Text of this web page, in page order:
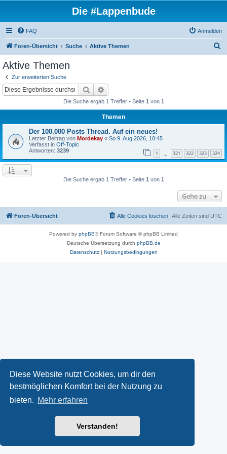
Diese Website nutzt Cookies, um dir den
bestmöglichen Komfort bei der Nutzung zu
bieten. Mehr erfahren
Verstanden!
Die #Lappenbude
FAQ Anmelden
Foren-Übersicht Suche Aktive Themen
Aktive Themen
Zur erweiterten Suche
Suche
Die Suche ergab 1 Treffer • Seite 1 von 1
Themen
Der 100.000 Posts Thread. Auf ein neues!
Letzter Beitrag von Mordekay « So 9. Aug 2026, 10:45
Verfasst in Off-Topic
Antworten: 3239 1 321 322 323 324
Die Suche ergab 1 Treffer • Seite 1 von 1
Gehe zu
Foren-Übersicht Alle Zeiten sind UTC
Alle Cookies löschen
Powered by phpBB® Forum Software © phpBB Limited
Deutsche Übersetzung durch phpBB.de
Datenschutz| Nutzungsbedingungen